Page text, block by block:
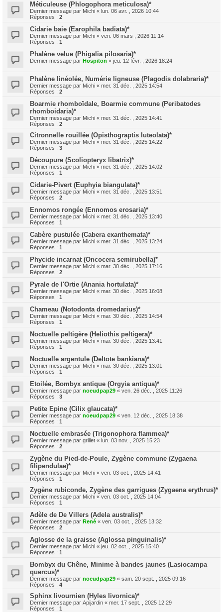
Méticuleuse (Phlogophora meticulosa)*
Dernier message par Michi « lun. 06 avr. , 2026 10:44
Réponses : 2
Cidarie baie (Earophila badiata)*
Dernier message par Michi « ven. 06 mars , 2026 11:14
Réponses : 1
Phalène velue (Phigalia pilosaria)*
Dernier message par Hospiton « jeu. 12 févr. , 2026 18:24
Phalène linéolée, Numérie ligneuse (Plagodis dolabraria)*
Dernier message par Michi « mer. 31 déc. , 2025 14:54
Réponses : 2
Boarmie rhomboïdale, Boarmie commune (Peribatodes
rhomboidaria)*
Dernier message par Michi « mer. 31 déc. , 2025 14:41
Réponses : 2
Citronnelle rouillée (Opisthograptis luteolata)*
Dernier message par Michi « mer. 31 déc. , 2025 14:22
Réponses : 3
Découpure (Scoliopteryx libatrix)*
Dernier message par Michi « mer. 31 déc. , 2025 14:02
Réponses : 1
Cidarie-Pivert (Euphyia biangulata)*
Dernier message par Michi « mer. 31 déc. , 2025 13:51
Réponses : 2
Ennomos rongée (Ennomos erosaria)*
Dernier message par Michi « mer. 31 déc. , 2025 13:40
Réponses : 1
Cabère pustulée (Cabera exanthemata)*
Dernier message par Michi « mer. 31 déc. , 2025 13:24
Réponses : 1
Phycide incarnat (Oncocera semirubella)*
Dernier message par Michi « mar. 30 déc. , 2025 17:16
Réponses : 2
Pyrale de l'Ortie (Anania hortulata)*
Dernier message par Michi « mar. 30 déc. , 2025 16:08
Réponses : 1
Chameau (Notodonta dromedarius)*
Dernier message par Michi « mar. 30 déc. , 2025 14:54
Réponses : 1
Noctuelle peltigère (Heliothis peltigera)*
Dernier message par Michi « mar. 30 déc. , 2025 13:41
Réponses : 1
Noctuelle argentule (Deltote bankiana)*
Dernier message par Michi « mar. 30 déc. , 2025 13:01
Réponses : 1
Etoilée, Bombyx antique (Orgyia antiqua)*
Dernier message par noeudpap29 « ven. 26 déc. , 2025 11:26
Réponses : 3
Petite Epine (Cilix glaucata)*
Dernier message par noeudpap29 « ven. 12 déc. , 2025 18:38
Réponses : 1
Noctuelle embrasée (Trigonophora flammea)*
Dernier message par grillet « lun. 03 nov. , 2025 15:23
Réponses : 2
Zygène du Pied-de-Poule, Zygène commune (Zygaena
filipendulae)*
Dernier message par Michi « ven. 03 oct. , 2025 14:41
Réponses : 1
Zygène rubiconde, Zygène des garrigues (Zygaena erythrus)*
Dernier message par Michi « ven. 03 oct. , 2025 14:04
Réponses : 1
Adèle de De Villers (Adela australis)*
Dernier message par René « ven. 03 oct. , 2025 13:32
Réponses : 2
Aglosse de la graisse (Aglossa pinguinalis)*
Dernier message par Michi « jeu. 02 oct. , 2025 15:40
Réponses : 1
Bombyx du Chêne, Minime à bandes jaunes (Lasiocampa
quercus)*
Dernier message par noeudpap29 « sam. 20 sept. , 2025 09:16
Réponses : 4
Sphinx livournien (Hyles livornica)*
Dernier message par Apijardin « mer. 17 sept. , 2025 12:29
Réponses : 1